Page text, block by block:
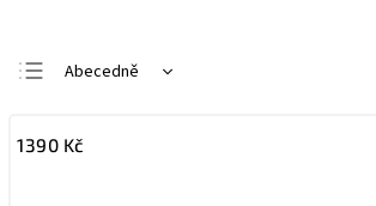
Abecedně
Nejdražší
1390 Kč